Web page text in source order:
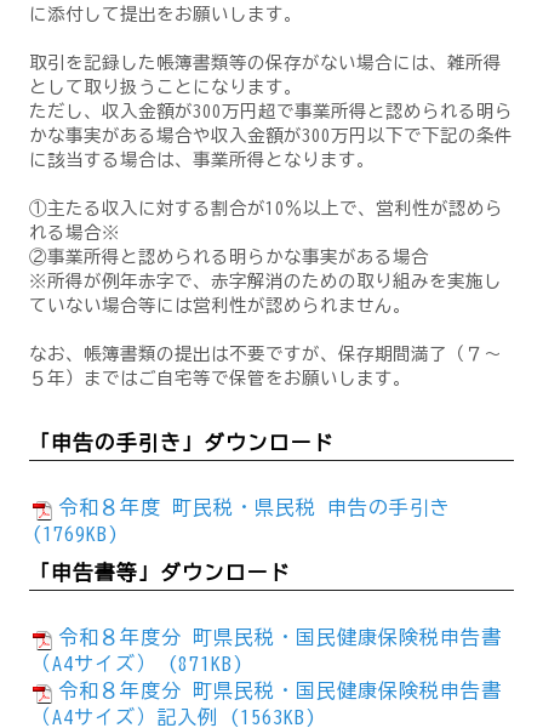
に添付して提出をお願いします。
取引を記録した帳簿書類等の保存がない場合には、雑所得
として取り扱うことになります。
ただし、収入金額が300万円超で事業所得と認められる明ら
かな事実がある場合や収入金額が300万円以下で下記の条件
に該当する場合は、事業所得となります。
①主たる収入に対する割合が10％以上で、営利性が認めら
れる場合※
②事業所得と認められる明らかな事実がある場合
※所得が例年赤字で、赤字解消のための取り組みを実施し
ていない場合等には営利性が認められません。
なお、帳簿書類の提出は不要ですが、保存期間満了（７～
５年）まではご自宅等で保管をお願いします。
「申告の手引き」ダウンロード
令和８年度 町民税・県民税 申告の手引き
(1769KB)
「申告書等」ダウンロード
令和８年度分 町県民税・国民健康保険税申告書
（A4サイズ） (871KB)
令和８年度分 町県民税・国民健康保険税申告書
（A4サイズ）記入例 (1563KB)